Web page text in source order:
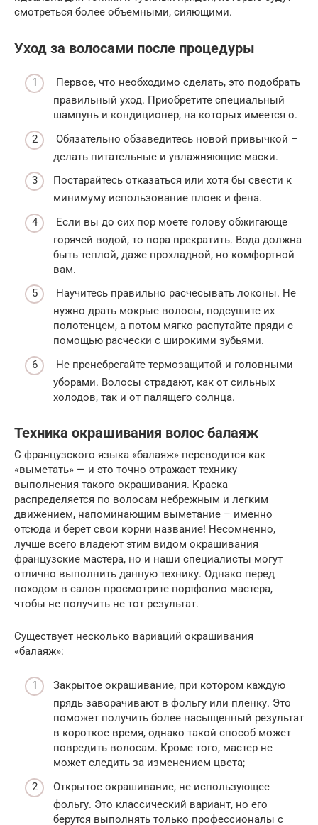
смотреться более объемными, сияющими.
Уход за волосами после процедуры
Первое, что необходимо сделать, это подобрать
правильный уход. Приобретите специальный
шампунь и кондиционер, на которых имеется о.
Обязательно обзаведитесь новой привычкой –
делать питательные и увлажняющие маски.
Постарайтесь отказаться или хотя бы свести к
минимуму использование плоек и фена.
Если вы до сих пор моете голову обжигающе
горячей водой, то пора прекратить. Вода должна
быть теплой, даже прохладной, но комфортной
вам.
Научитесь правильно расчесывать локоны. Не
нужно драть мокрые волосы, подсушите их
полотенцем, а потом мягко распутайте пряди с
помощью расчески с широкими зубьями.
Не пренебрегайте термозащитой и головными
уборами. Волосы страдают, как от сильных
холодов, так и от палящего солнца.
Техника окрашивания волос балаяж
С французского языка «балаяж» переводится как
«выметать» — и это точно отражает технику
выполнения такого окрашивания. Краска
распределяется по волосам небрежным и легким
движением, напоминающим выметание – именно
отсюда и берет свои корни название! Несомненно,
лучше всего владеют этим видом окрашивания
французские мастера, но и наши специалисты могут
отлично выполнить данную технику. Однако перед
походом в салон просмотрите портфолио мастера,
чтобы не получить не тот результат.
Существует несколько вариаций окрашивания
«балаяж»:
Закрытое окрашивание, при котором каждую
прядь заворачивают в фольгу или пленку. Это
поможет получить более насыщенный результат
в короткое время, однако такой способ может
повредить волосам. Кроме того, мастер не
может следить за изменением цвета;
Открытое окрашивание, не использующее
фольгу. Это классический вариант, но его
берутся выполнять только профессионалы с